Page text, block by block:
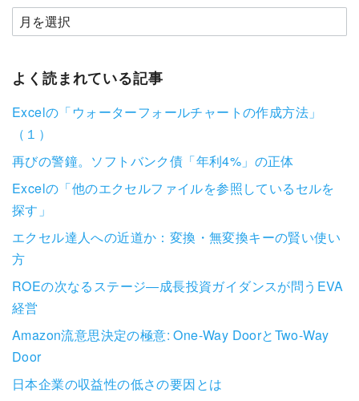
よく読まれている記事
Excelの「ウォーターフォールチャートの作成方法」
（１）
再びの警鐘。ソフトバンク債「年利4%」の正体
Excelの「他のエクセルファイルを参照しているセルを
探す」
エクセル達人への近道か：変換・無変換キーの賢い使い
方
ROEの次なるステージ―成長投資ガイダンスが問うEVA
経営
Amazon流意思決定の極意: One-Way DoorとTwo-Way
Door
日本企業の収益性の低さの要因とは